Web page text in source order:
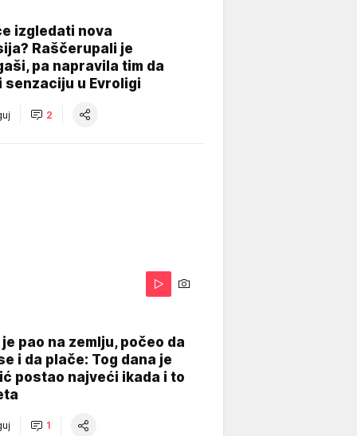
izgledati nova
Raščerupali je
pa napravila tim da
senzaciju u Evroligi
2
pao na zemlju, počeo da
i da plače: Tog dana je
postao najveći ikada i to
1